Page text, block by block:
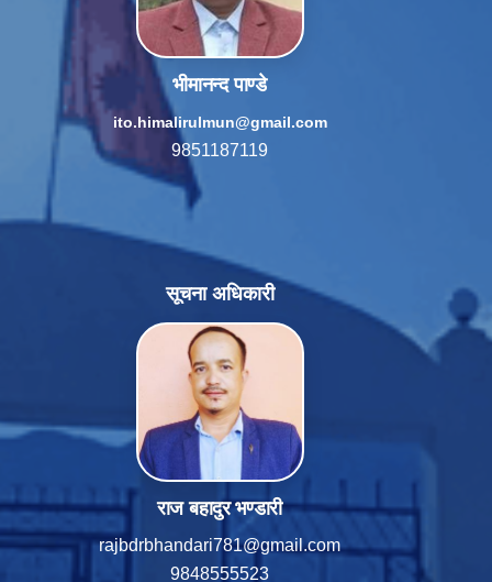
भीमानन्द पाण्डे
ito.himalirulmun@gmail.com
9851187119
सूचना अधिकारी
राज बहादुर भण्डारी
rajbdrbhandari781@gmail.com
9848555523